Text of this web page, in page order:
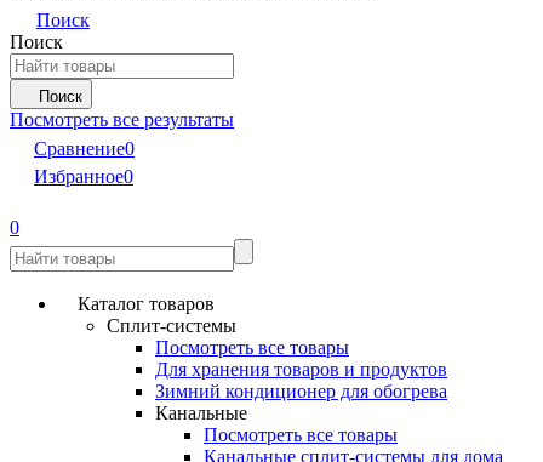
Поиск
Поиск
Поиск
Посмотреть все результаты
Сравнение0
Избранное0
0
Каталог товаров
Сплит-системы
Посмотреть все товары
Для хранения товаров и продуктов
Зимний кондиционер для обогрева
Канальные
Посмотреть все товары
Канальные сплит-системы для дома